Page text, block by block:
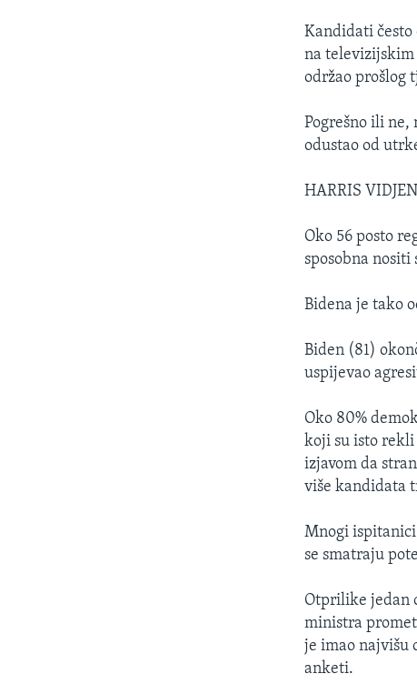
Kandidati
na
održao prošlog
Pogrešno ili ne,
odustao od
HARRIS
Oko 56 posto
sposobna nositi
Bidena je tako
Biden (81)
uspijevao
Oko 80%
koji su isto rekli
izjavom da
više kandidata
Mnogi
se smatraju
Otprilike jedan
ministra
je imao najvišu
anketi.